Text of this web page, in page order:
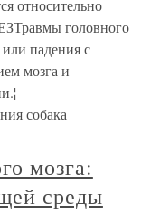
относительно
головного
падения с
мозга и
собака
мозга:
среды